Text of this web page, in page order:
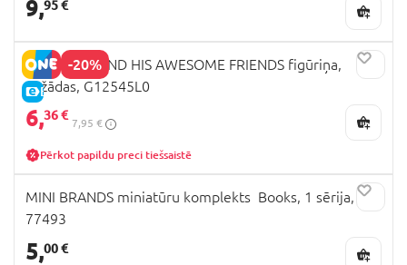
9,95 €
-20%
E-CENA
IRON MAN AND HIS AWESOME FRIENDS figūriņa,
dažādas, G12545L0
6,36 €
7,95 €
Pērkot papildu preci tiešsaistē
MINI BRANDS miniatūru komplekts Books, 1 sērija,
77493
5,00 €